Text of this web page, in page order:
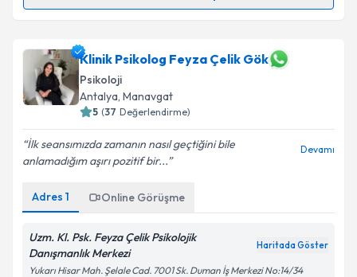
için bir takvim hazırlandığında e-posta ile
bilgilendireceğiz.
E-posta Adresiniz
Metni'ni okudum ve kişisel verilerimin belirtilen
kapsamda işlenmesini kabul ediyorum.
Takvim Talebini Gönder
Klinik Psikolog Feyza Çelik Gök
Psikoloji
Antalya, Manavgat
5 (37 Değerlendirme)
İlk seansımızda zamanın nasıl geçtiğini bile
anlamadığım aşırı pozitif bir...
Devamı
Adres 1 Online Görüşme
Uzm. Kl. Psk. Feyza Çelik Psikolojik
Danışmanlık Merkezi
Haritada Göster
Yukarı Hisar Mah. Şelale Cad. 7001 Sk. Duman İş Merkezi No:14/34